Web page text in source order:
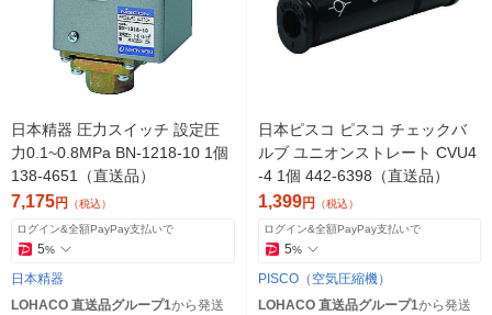
日本精器 圧力スイッチ 設定圧
力0.1~0.8MPa BN-1218-10 1個
138-4651（直送品）
7,175円 （税込）
ログイン&全額PayPay支払いで
5%
日本精器
LOHACO 直送品グループ1から発送
日本ピスコ ピスコ チェックバ
ルブ ユニオンストレート CVU4
-4 1個 442-6398（直送品）
1,399円 （税込）
ログイン&全額PayPay支払いで
5%
PISCO（空気圧縮機）
LOHACO 直送品グループ1から発送